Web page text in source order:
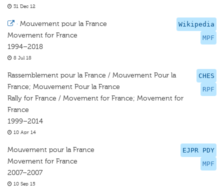
31 Dec 12
Wikipedia
MPF
· Mouvement pour la France
Movement for France
1994–2018
8 Jul 18
CHES
RPF
Rassemblement pour la France / Mouvement Pour la
France; Mouvement Pour la France
Rally for France / Movement for France; Movement for
France
1999–2014
10 Apr 14
EJPR PDY
MPF
Mouvement pour la France
Movement for France
2007–2007
10 Sep 15